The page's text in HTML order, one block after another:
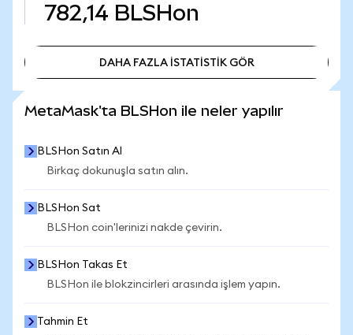
782,14 BLSHon
DAHA FAZLA İSTATİSTİK GÖR
MetaMask'ta BLSHon ile neler yapılır
BLSHon Satın Al
Birkaç dokunuşla satın alın.
BLSHon Sat
BLSHon coin'lerinizi nakde çevirin.
BLSHon Takas Et
BLSHon ile blokzincirleri arasında işlem yapın.
Tahmin Et